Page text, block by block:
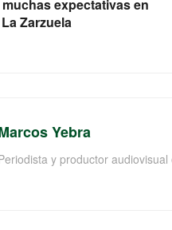
expectativas en
Zarzuela
Yebra
y productor